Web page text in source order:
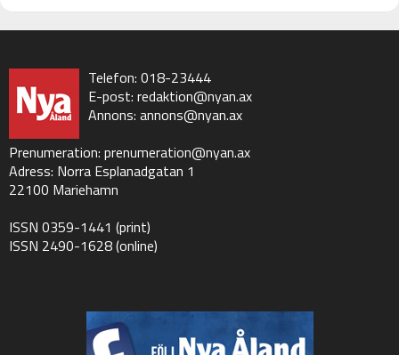
Telefon: 018-23444
E-post: redaktion@nyan.ax
Annons: annons@nyan.ax
Prenumeration: prenumeration@nyan.ax
Adress: Norra Esplanadgatan 1
22100 Mariehamn
ISSN 0359-1441 (print)
ISSN 2490-1628 (online)